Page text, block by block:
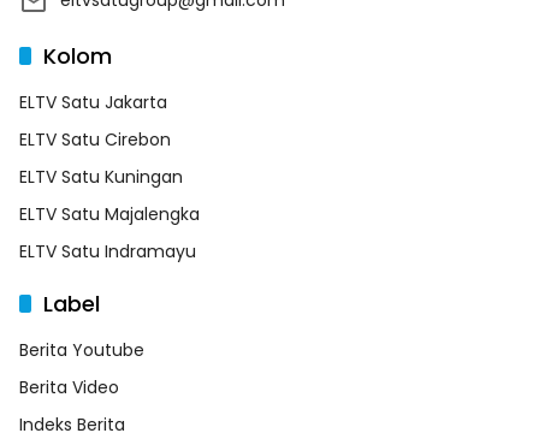
Kolom
ELTV Satu Jakarta
ELTV Satu Cirebon
ELTV Satu Kuningan
ELTV Satu Majalengka
ELTV Satu Indramayu
Label
Berita Youtube
Berita Video
Indeks Berita